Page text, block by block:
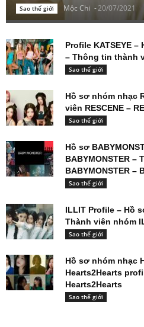
Sao thế giới Mộc Chi -20/07/2021
Profile KATSEYE –
– Thông tin thành
Sao thế giới
Hồ sơ nhóm nhạc
viên RESCENE –
Sao thế giới
Hồ sơ
BABYMONSTER –
BABYMONSTER –
Sao thế giới
ILLIT Profile – Hồ
Thành viên nhóm
Sao thế giới
Hồ sơ nhóm nhạc
Hearts2Hearts
Hearts2Hearts
Sao thế giới